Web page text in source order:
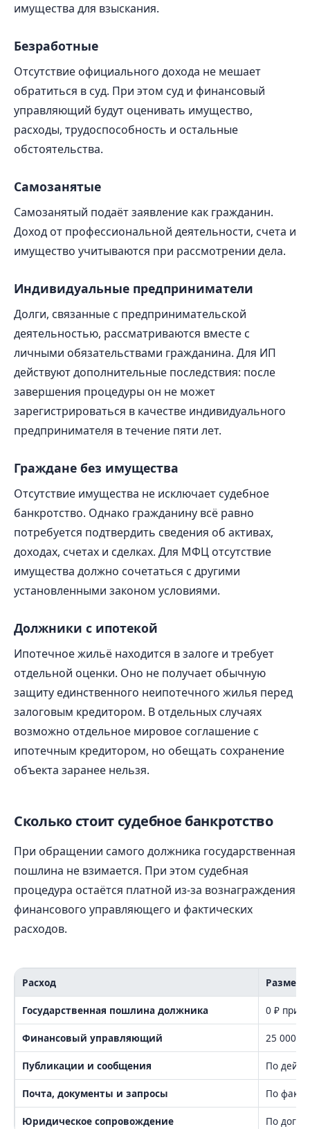
имущества для взыскания.
Безработные
Отсутствие официального дохода не мешает
обратиться в суд. При этом суд и финансовый
управляющий будут оценивать имущество,
расходы, трудоспособность и остальные
обстоятельства.
Самозанятые
Самозанятый подаёт заявление как гражданин.
Доход от профессиональной деятельности, счета и
имущество учитываются при рассмотрении дела.
Индивидуальные предприниматели
Долги, связанные с предпринимательской
деятельностью, рассматриваются вместе с
личными обязательствами гражданина. Для ИП
действуют дополнительные последствия: после
завершения процедуры он не может
зарегистрироваться в качестве индивидуального
предпринимателя в течение пяти лет.
Граждане без имущества
Отсутствие имущества не исключает судебное
банкротство. Однако гражданину всё равно
потребуется подтвердить сведения об активах,
доходах, счетах и сделках. Для МФЦ отсутствие
имущества должно сочетаться с другими
установленными законом условиями.
Должники с ипотекой
Ипотечное жильё находится в залоге и требует
отдельной оценки. Оно не получает обычную
защиту единственного неипотечного жилья перед
залоговым кредитором. В отдельных случаях
возможно отдельное мировое соглашение с
ипотечным кредитором, но обещать сохранение
объекта заранее нельзя.
Сколько стоит судебное банкротство
При обращении самого должника государственная
пошлина не взимается. При этом судебная
процедура остаётся платной из-за вознаграждения
финансового управляющего и фактических
расходов.
Расход Размер
Государственная пошлина должника 0 ₽ при
Финансовый управляющий 25 000 ₽
Публикации и сообщения По
Почта, документы и запросы По
Юридическое сопровождение По